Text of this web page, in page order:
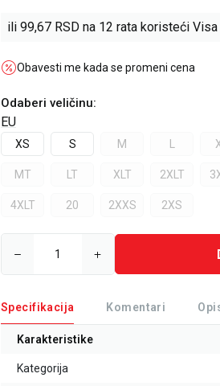
ili 99,67 RSD na 12 rata koristeći
Obavesti me kada se promeni cena
Odaberi veličinu:
EU
XS
S M
MT LT XLT 2XLT
4XLT 20 2XXS 2XS
Specifikacija Komentari
Karakteristike
Kategorija